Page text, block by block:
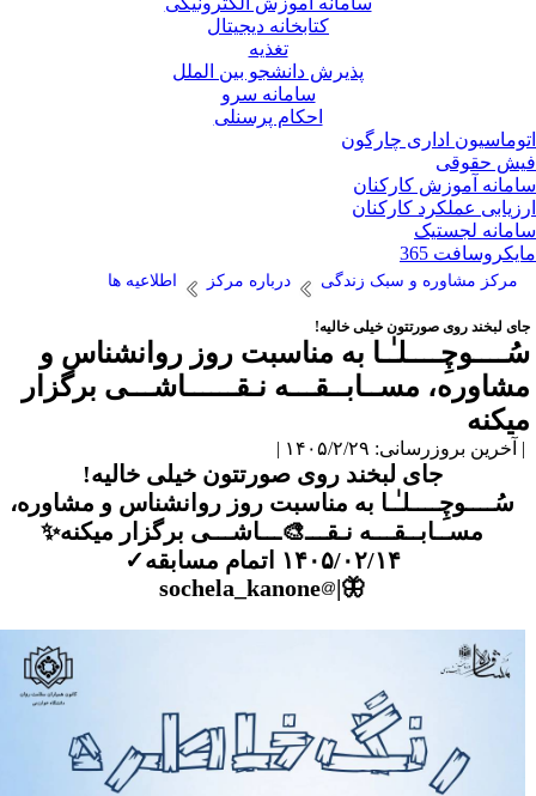
کتابخانه دیجیتال
تغذیه
پذیرش دانشجو بین الملل
سامانه سرو
احکام پرسنلی
اداری چارگون
حقوقی
آموزش کارکنان
عملکرد کارکنان
لجستیک
365
مرکز مشاوره و سبک زندگی درباره مرکز اطلاعیه ها
لبخند روی صورتتون خیلی خالیه!
به مناسبت روز روانشناس و
مســابــقـــه نـقــــــاشـــی برگزار
بروزرسانی: ۱۴۰۵/۲/۲۹ |
جای لبخند روی صورتتون خیلی خالیه!
سُــــوچِــــلـٰـا به مناسبت روز روانشناس و مشاوره،
مســابــقـــه نـقـــ🎨ـــاشـــی برگزار میکنه✨
۱۴۰۵/۰۲/۱۴ اتمام مسابقه✓
🦋|
sochela_kanone